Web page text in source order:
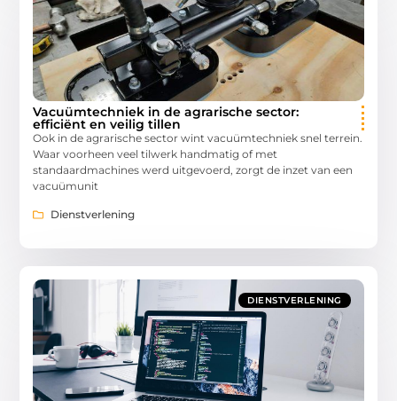
Vacuümtechniek in de agrarische sector:
efficiënt en veilig tillen
Ook in de agrarische sector wint vacuümtechniek snel terrein.
Waar voorheen veel tilwerk handmatig of met
standaardmachines werd uitgevoerd, zorgt de inzet van een
vacuümunit
Dienstverlening
DIENSTVERLENING